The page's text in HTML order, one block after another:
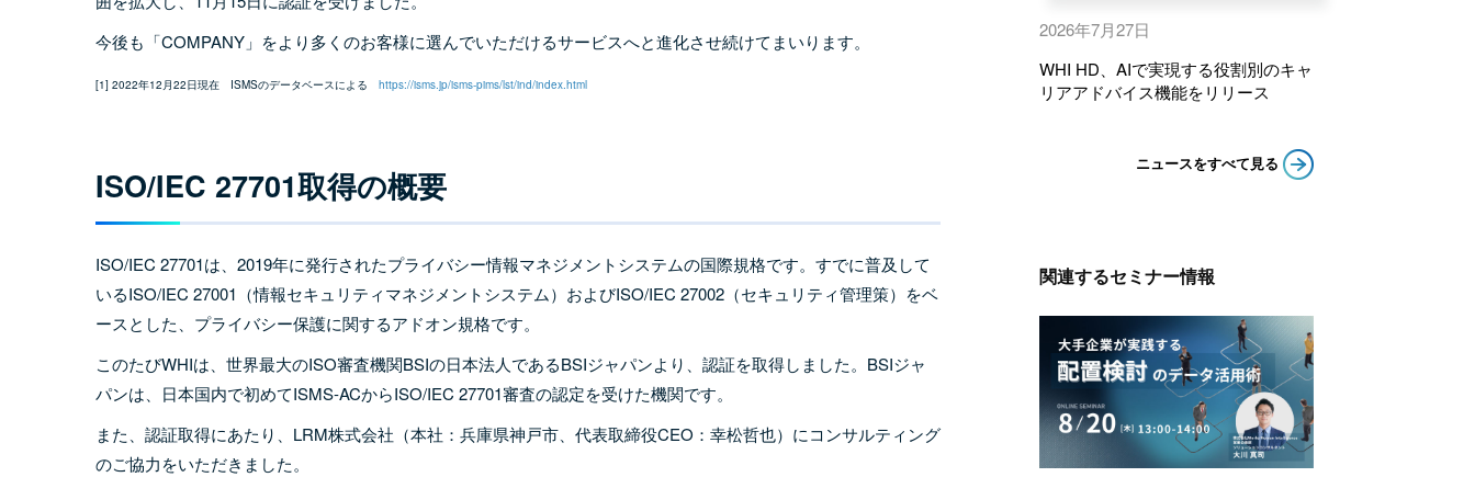
今後も「COMPANY」をより多くのお客様に選んでいただけるサービスへと進化させ続けてまいります。
[1] 2022年12月22日現在 ISMSのデータベースによる https://isms.jp/isms-pims/lst/ind/index.html
ISO/IEC 27701取得の概要
ISO/IEC 27701は、2019年に発行されたプライバシー情報マネジメントシステムの国際規格です。すでに普及して
いるISO/IEC 27001（情報セキュリティマネジメントシステム）およびISO/IEC 27002（セキュリティ管理策）をベ
ースとした、プライバシー保護に関するアドオン規格です。
このたびWHIは、世界最大のISO審査機関BSIの日本法人であるBSIジャパンより、認証を取得しました。BSIジャ
パンは、日本国内で初めてISMS-ACからISO/IEC 27701審査の認定を受けた機関です。
また、認証取得にあたり、LRM株式会社（本社：兵庫県神戸市、代表取締役CEO：幸松哲也）にコンサルティング
のご協力をいただきました。
2026年7月27日
WHI HD、AIで実現する役割別のキャ
リアアドバイス機能をリリース
ニュースをすべて見る
関連するセミナー情報